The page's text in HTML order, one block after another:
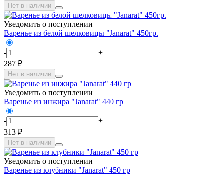
Нет в наличии
Уведомить о поступлении
Варенье из белой шелковицы "Janarat" 450гр.
-
+
287 ₽
Нет в наличии
Уведомить о поступлении
Варенье из инжира "Janarat" 440 гр
-
+
313 ₽
Нет в наличии
Уведомить о поступлении
Варенье из клубники "Janarat" 450 гр